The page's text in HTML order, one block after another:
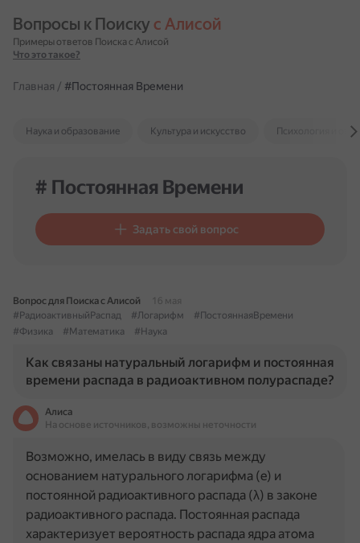
Вопросы к Поиску с Алисой
Примеры ответов Поиска с Алисой
Что это такое?
Главная / #Постоянная Времени
Наука и образование Культура и искусство Психология и
# Постоянная Времени
Задать свой вопрос
Вопрос для Поиска с Алисой
16 мая
#РадиоактивныйРаспад
#Логарифм
#ПостояннаяВремени
#Физика
#Математика #Наука
Как связаны натуральный логарифм и постоянная
времени распада в радиоактивном полураспаде?
Алиса
На основе источников, возможны неточности
Возможно, имелась в виду связь между
основанием натурального логарифма (e) и
постоянной радиоактивного распада (λ) в законе
радиоактивного распада. Постоянная распада
характеризует вероятность распада ядра атома